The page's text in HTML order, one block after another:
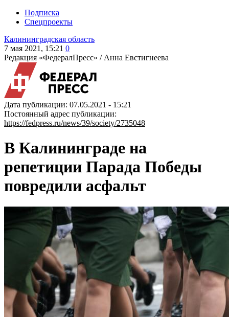
Подписка
Спецпроекты
Калининградская область
7 мая 2021, 15:21 0
Редакция «ФедералПресс» / Анна Евстигнеева
Дата публикации: 07.05.2021 - 15:21
Постоянный адрес публикации:
https://fedpress.ru/news/39/society/2735048
В Калининграде на
репетиции Парада Победы
повредили асфальт